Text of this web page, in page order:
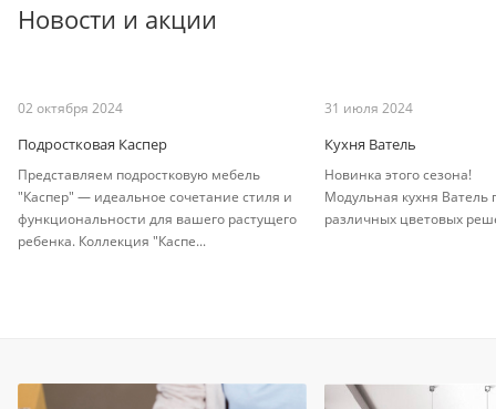
Новости и акции
02 октября 2024
Подростковая Каспер
Представляем подростковую мебель
"Каспер" — идеальное сочетание стиля и
функциональности для вашего растущего
ребенка. Коллекция "Каспе...
31 июля 2024
Кухня Ватель
Новинка этого сезона!
Модульная кухня Ватель
различных цветовых